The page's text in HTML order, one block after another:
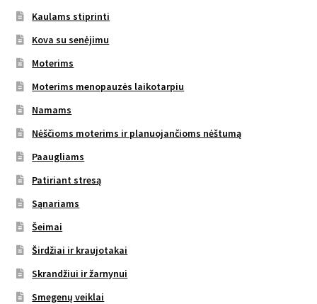
Kaulams stiprinti
Kova su senėjimu
Moterims
Moterims menopauzės laikotarpiu
Namams
Nėščioms moterims ir planuojančioms nėštumą
Paaugliams
Patiriant stresą
Sąnariams
Šeimai
Širdžiai ir kraujotakai
Skrandžiui ir žarnynui
Smegenų veiklai